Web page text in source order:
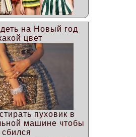
на Новый год
цвет
пуховик в
машине чтобы